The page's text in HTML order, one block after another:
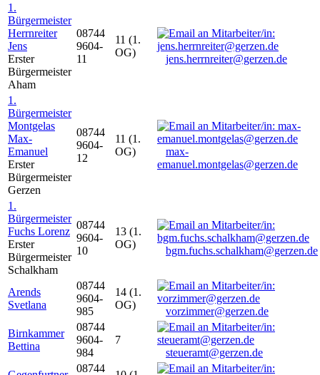
1.
Bürgermeister
Herrnreiter
Jens
Erster
Bürgermeister
Aham
08744
9604-
11
11 (1.
OG)
jens.herrnreiter@gerzen.de
1.
Bürgermeister
Montgelas
Max-
Emanuel
Erster
Bürgermeister
Gerzen
08744
9604-
12
11 (1.
OG)
max-
emanuel.montgelas@gerzen.de
1.
Bürgermeister
Fuchs Lorenz
Erster
Bürgermeister
Schalkham
08744
9604-
10
13 (1.
OG)
bgm.fuchs.schalkham@gerzen.de
Arends
Svetlana
08744
9604-
985
14 (1.
OG)
vorzimmer@gerzen.de
Birnkammer
Bettina
08744
9604-
984
7
steueramt@gerzen.de
08744